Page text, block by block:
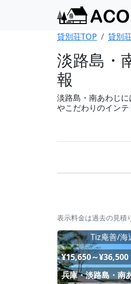
貸別荘TOP
貸別
淡路島・
報
淡路島・南あわじ
やこだわりのインテ
表示料金は過去の見積
Tiz庵善/海
¥15,650～¥36,500
兵庫・淡路島・南